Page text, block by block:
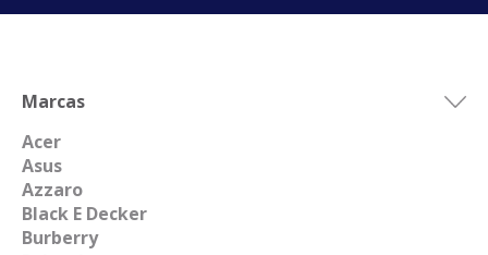
Marcas
Acer
Asus
Azzaro
Black E Decker
Burberry